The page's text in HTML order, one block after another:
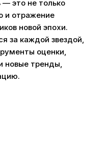
— это не только
и отражение
новой эпохи.
за каждой звездой,
оценки,
новые тренды,